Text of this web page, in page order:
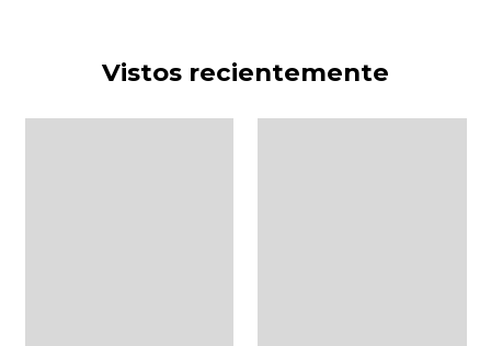
Vistos recientemente